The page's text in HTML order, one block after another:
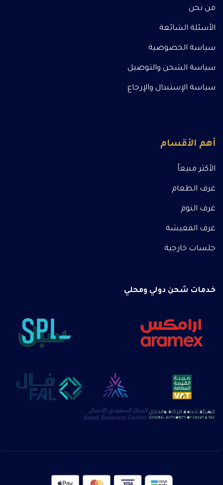
من نحن
الأسئلة الشائعة
سياسة الخصوصية
سياسة الشحن والتوصيل
سياسة الإستبدال والإرجاع
أهم الأقسام
الأكثر مبيعاً
غرف الطعام
غرف النوم
غرف المعيشة
جلسات خارجية
خدمات شحن دولي ومحلي